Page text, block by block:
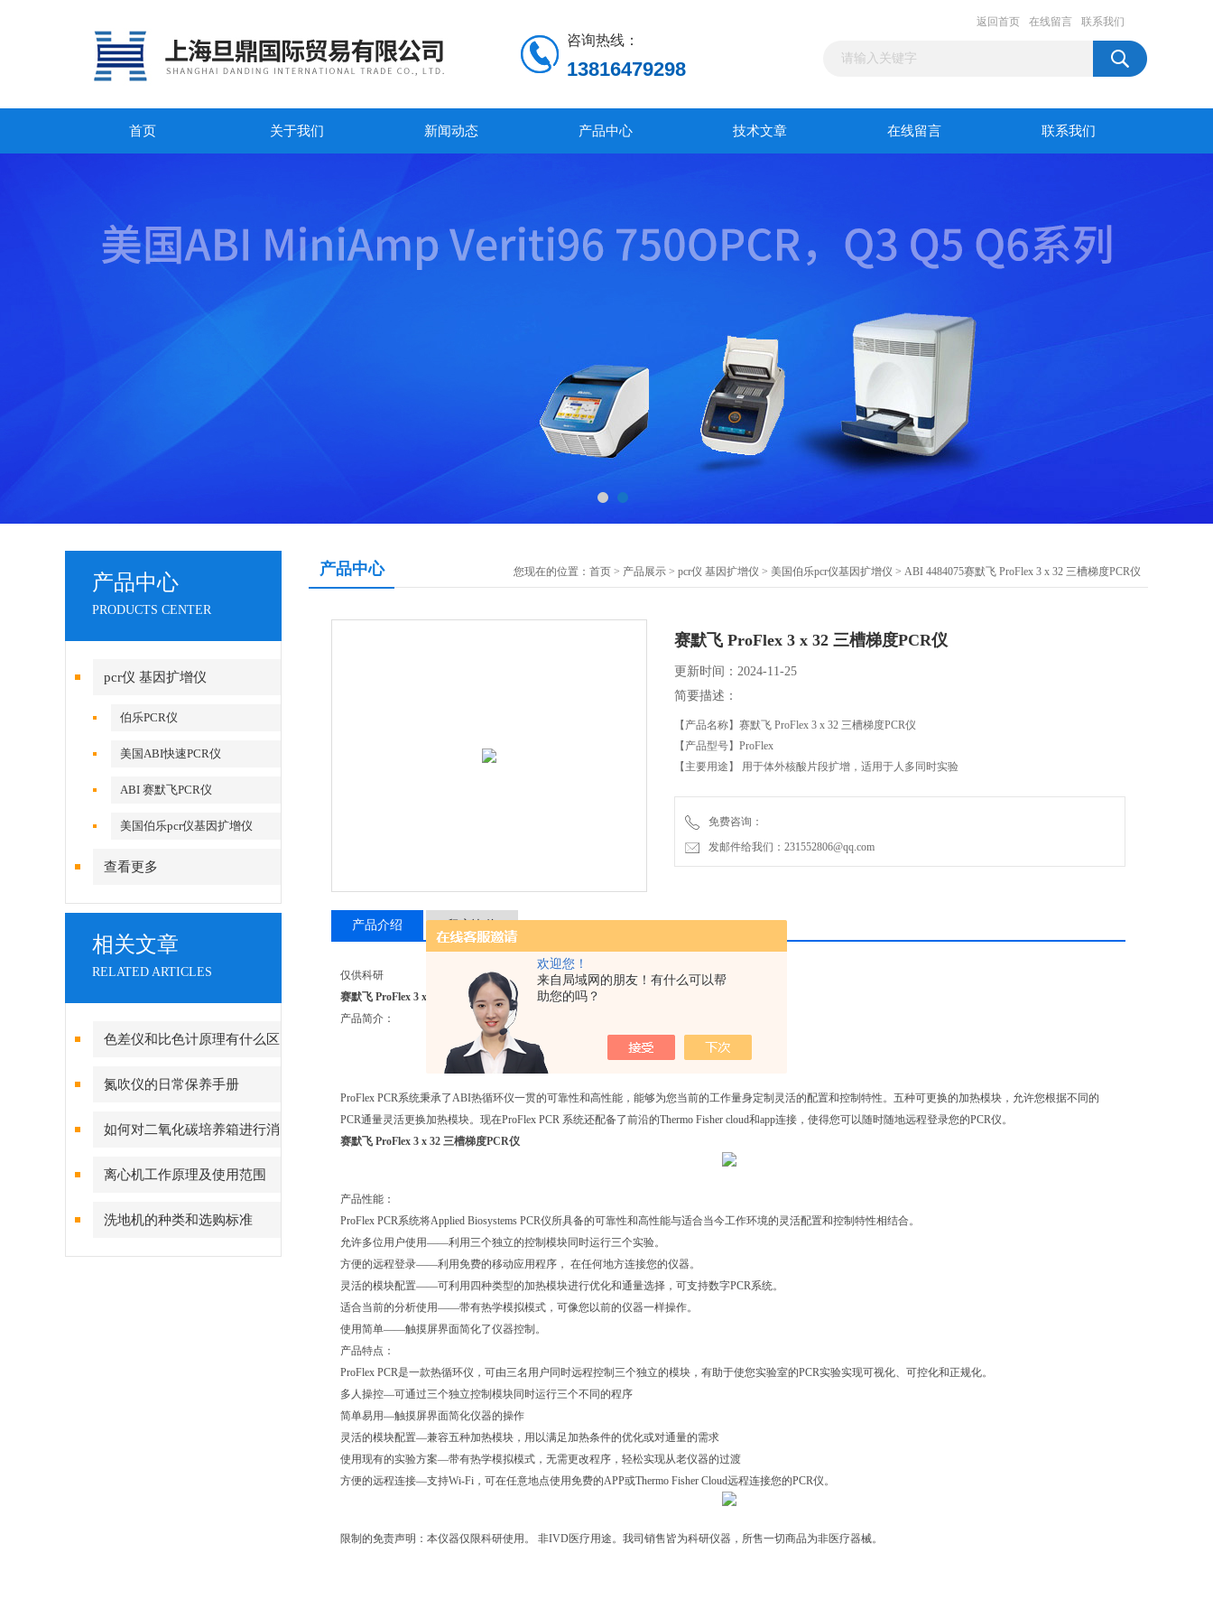
欢迎您！
来自局域网的朋友！有什么可以帮
助您的吗？
咨询热线：
13816479298
返回首页 在线留言 联系我们
首页 关于我们 新闻动态 产品中心 技术文章 在线留言 联系我们
产品中心
PRODUCTS CENTER
pcr仪 基因扩增仪
伯乐PCR仪
美国ABI快速PCR仪
ABI 赛默飞PCR仪
美国伯乐pcr仪基因扩增仪
查看更多
相关文章
RELATED ARTICLES
色差仪和比色计原理有什么区
别？
氮吹仪的日常保养手册
如何对二氧化碳培养箱进行消
毒灭菌呢？
离心机工作原理及使用范围
洗地机的种类和选购标准
产品中心 您现在的位置： 首页 > 产品展示 > pcr仪 基因扩增仪 > 美国伯乐pcr仪基因扩增仪 > ABI 4484075赛默飞 ProFlex 3 x 32 三槽梯度PCR仪
赛默飞 ProFlex 3 x 32 三槽梯度PCR仪
更新时间：2024-11-25
简要描述：
【产品名称】赛默飞 ProFlex 3 x 32 三槽梯度PCR仪
【产品型号】ProFlex
【主要用途】 用于体外核酸片段扩增，适用于人多同时实验
免费咨询：
发邮件给我们：231552806@qq.com
产品介绍
仅供科研
赛默飞 ProFlex 3 x 32 三槽梯度PCR仪
产品简介：
ProFlex PCR系统秉承了ABI热循环仪一贯的可靠性和高性能，能够为您当前的工作量身定制灵活的配置和控制特性。五种可更换的加热模块，允许您根据不同的
PCR通量灵活更换加热模块。现在ProFlex PCR 系统还配备了前沿的Thermo Fisher cloud和app连接，使得您可以随时随地远程登录您的PCR仪。
赛默飞 ProFlex 3 x 32 三槽梯度PCR仪
产品性能：
ProFlex PCR系统将Applied Biosystems PCR仪所具备的可靠性和高性能与适合当今工作环境的灵活配置和控制特性相结合。
允许多位用户使用——利用三个独立的控制模块同时运行三个实验。
方便的远程登录——利用免费的移动应用程序， 在任何地方连接您的仪器。
灵活的模块配置——可利用四种类型的加热模块进行优化和通量选择，可支持数字PCR系统。
适合当前的分析使用——带有热学模拟模式，可像您以前的仪器一样操作。
使用简单——触摸屏界面简化了仪器控制。
产品特点：
ProFlex PCR是一款热循环仪，可由三名用户同时远程控制三个独立的模块，有助于使您实验室的PCR实验实现可视化、可控化和正规化。
多人操控—可通过三个独立控制模块同时运行三个不同的程序
简单易用—触摸屏界面简化仪器的操作
灵活的模块配置—兼容五种加热模块，用以满足加热条件的优化或对通量的需求
使用现有的实验方案—带有热学模拟模式，无需更改程序，轻松实现从老仪器的过渡
方便的远程连接—支持Wi-Fi，可在任意地点使用免费的APP或Thermo Fisher Cloud远程连接您的PCR仪。
限制的免责声明：本仪器仅限科研使用。 非IVD医疗用途。我司销售皆为科研仪器，所售一切商品为非医疗器械。